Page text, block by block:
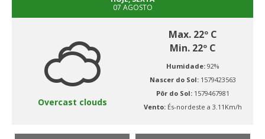
07 AGOSTO
Overcast clouds
Max. 22º C
Min. 22º C
Humidade: 92%
Nascer do Sol: 1579423563
Pôr do Sol: 1579467981
Vento: És-nordeste a 3.11Km/h